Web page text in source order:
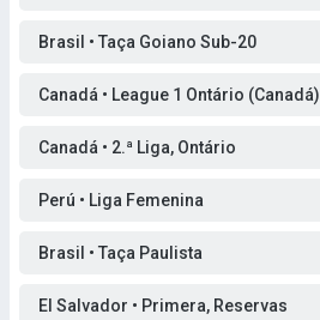
Brasil • Taça Goiano Sub-20
Canadá • League 1 Ontário (Canadá)
Canadá • 2.ª Liga, Ontário
Perú • Liga Femenina
Brasil • Taça Paulista
El Salvador • Primera, Reservas